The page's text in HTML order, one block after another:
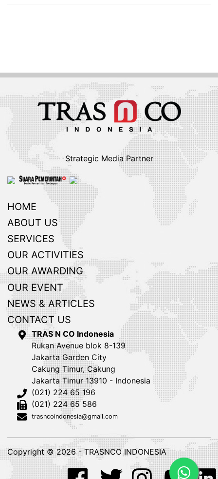
Strategic Media Partner
HOME
ABOUT US
SERVICES
OUR ACTIVITIES
OUR AWARDING
OUR EVENT
NEWS & ARTICLES
CONTACT US
TRAS N CO Indonesia
Rukan Avenue blok 8-139
Jakarta Garden City
Cakung Timur, Cakung
Jakarta Timur 13910 - Indonesia
(021) 224 65 196
(021) 224 65 586
trasncoindonesia@gmail.com
Copyright © 2026 - TRASNCO INDONESIA